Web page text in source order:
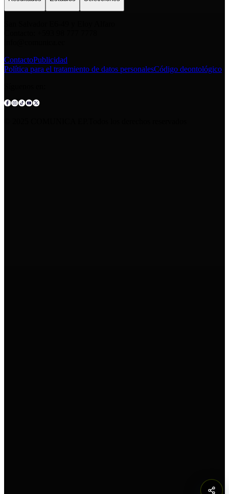
ContactoPublicidad
Política para el tratamiento de datos personalesCódigo deontológico